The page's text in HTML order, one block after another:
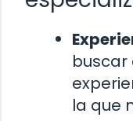
la que